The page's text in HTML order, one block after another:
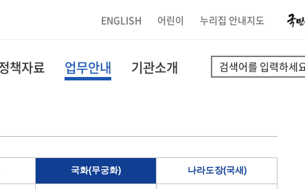
ENGLISH 어린이 누리집 안내지도
책자료 업무안내 기관소개
국화(무궁화) 나라도장(국새)